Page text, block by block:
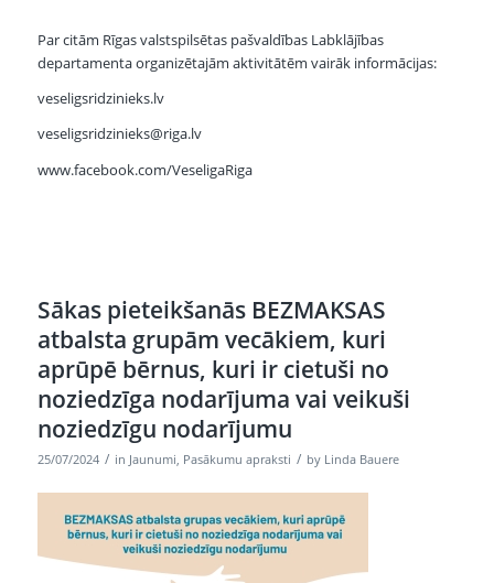
Par citām Rīgas valstspilsētas pašvaldības Labklājības
departamenta organizētajām aktivitātēm vairāk informācijas:
veseligsridzinieks.lv
veseligsridzinieks@riga.lv
www.facebook.com/VeseligaRiga
Sākas pieteikšanās BEZMAKSAS
atbalsta grupām vecākiem, kuri
aprūpē bērnus, kuri ir cietuši no
noziedzīga nodarījuma vai veikuši
noziedzīgu nodarījumu
25/07/2024 / in Jaunumi Pasākumu apraksti / by Linda Bauere